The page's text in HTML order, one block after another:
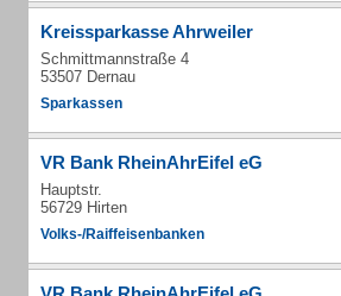
Kreissparkasse Ahrweiler
Schmittmannstraße 4
53507 Dernau
Sparkassen
VR Bank RheinAhrEifel eG
Hauptstr.
56729 Hirten
Volks-/Raiffeisenbanken